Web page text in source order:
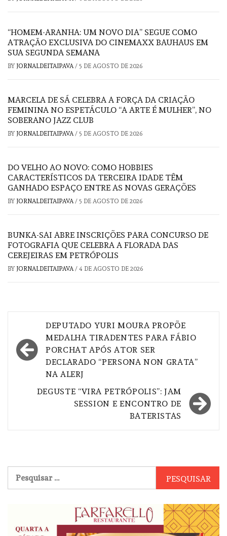
“HOMEM-ARANHA: UM NOVO DIA” SEGUE COMO
ATRAÇÃO EXCLUSIVA DO CINEMAXX BAUHAUS EM
SUA SEGUNDA SEMANA
BY JORNALDEITAIPAVA/ 5 DE AGOSTO DE 2026
MARCELA DE SÁ CELEBRA A FORÇA DA CRIAÇÃO
FEMININA NO ESPETÁCULO “A ARTE É MULHER”, NO
SOBERANO JAZZ CLUB
BY JORNALDEITAIPAVA/ 5 DE AGOSTO DE 2026
DO VELHO AO NOVO: COMO HOBBIES
CARACTERÍSTICOS DA TERCEIRA IDADE TÊM
GANHADO ESPAÇO ENTRE AS NOVAS GERAÇÕES
BY JORNALDEITAIPAVA/ 5 DE AGOSTO DE 2026
BUNKA-SAI ABRE INSCRIÇÕES PARA CONCURSO DE
FOTOGRAFIA QUE CELEBRA A FLORADA DAS
CEREJEIRAS EM PETRÓPOLIS
BY JORNALDEITAIPAVA/ 4 DE AGOSTO DE 2026
Navegação
de
Post
DEPUTADO YURI MOURA PROPÕE
MEDALHA TIRADENTES PARA FÁBIO
PORCHAT APÓS ATOR SER
DECLARADO “PERSONA NON GRATA”
NA ALERJ
DEGUSTE “VIRA PETRÓPOLIS”: JAM
SESSION E ENCONTRO DE
BATERISTAS